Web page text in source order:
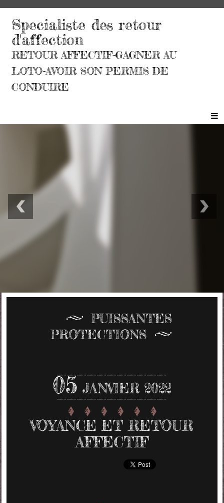
Specialiste des retour
d'affection
RETOUR AFFECTIF-GAGNER AU
LOTO-AVOIR SON PERMIS DE
CONDUIRE
PUISSANTES
PROTECTIONS
05 JANVIER 2022
VOYANCE ET RETOUR
AFFECTIF